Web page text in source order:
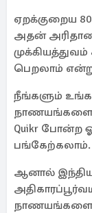
ஏறக்குறைய
அதன்
பெறலாம் என்று
நீங்களும்
நாணயங்களை
Quikr போன்ற
பங்கேற்கலாம்.
ஆனால் இந்திய
நாணயங்களை